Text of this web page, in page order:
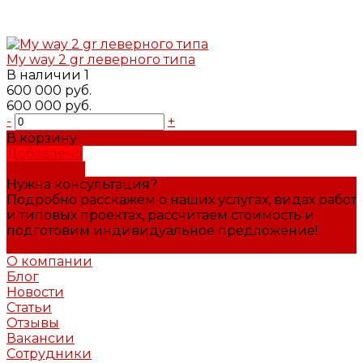
My way 2 gr леверного типа
В наличии 1
600 000 руб.
600 000 руб.
-
+
В корзину
Добавлено
Нужна консультация?
Подробно расскажем о наших услугах, видах работ
и типовых проектах, рассчитаем стоимость и
подготовим индивидуальное предложение!
О компании
Блог
Новости
Статьи
Отзывы
Вакансии
Сотрудники